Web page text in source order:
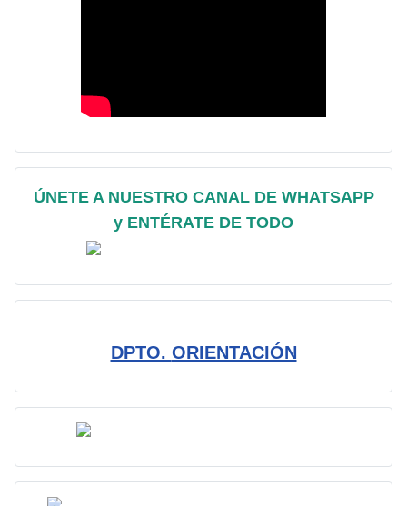
ÚNETE A NUESTRO CANAL DE WHATSAPP
y ENTÉRATE DE TODO
DPTO. ORIENTACIÓN